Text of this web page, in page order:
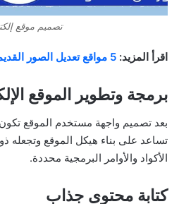
تصميم موقع
اقرأ المزيد: 5 مواقع تعديل الصور القديمة أون لاين مجانا
برمجة وتطوير الموقع
بعد تصميم واجهة مستخدم الموقع
تساعد على بناء هيكل الموقع وتجعله
الأكواد والأوامر البرمجية محددة.
كتابة محتوى جذاب